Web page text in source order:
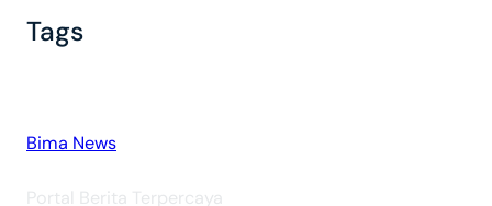
Tags
Bima News
Portal Berita Terpercaya